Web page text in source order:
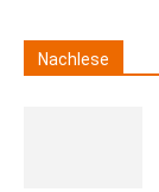
Nachlese